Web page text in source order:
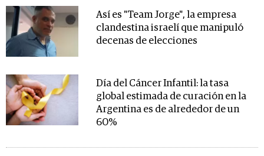
Así es "Team Jorge", la empresa
clandestina israelí que manipuló
decenas de elecciones
Día del Cáncer Infantil: la tasa
global estimada de curación en la
Argentina es de alrededor de un
60%